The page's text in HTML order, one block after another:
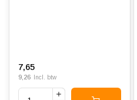
7,65
9,26 Incl. btw